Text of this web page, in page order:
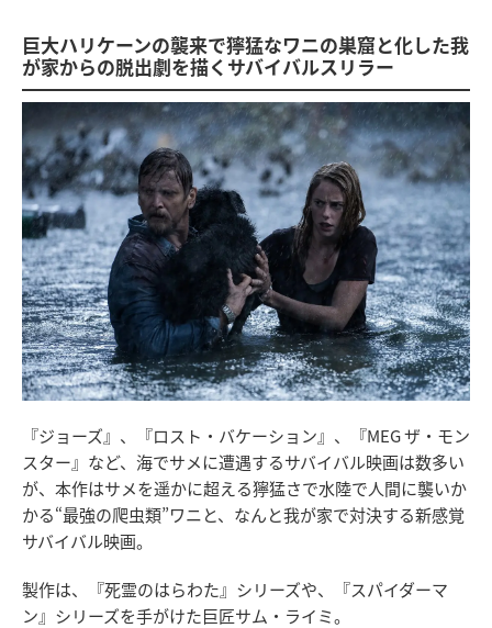
巨大ハリケーンの襲来で獰猛なワニの巣窟と化した我
が家からの脱出劇を描くサバイバルスリラー
『ジョーズ』、『ロスト・バケーション』、『MEG ザ・モン
スター』など、海でサメに遭遇するサバイバル映画は数多い
が、本作はサメを遥かに超える獰猛さで水陸で人間に襲いか
かる“最強の爬虫類”ワニと、なんと我が家で対決する新感覚
サバイバル映画。
製作は、『死霊のはらわた』シリーズや、『スパイダーマ
ン』シリーズを手がけた巨匠サム・ライミ。